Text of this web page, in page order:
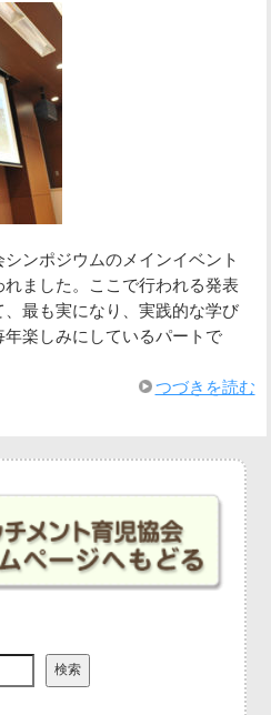
ンポジウムのメインイベント
ました。ここで行われる発表
最も実になり、実践的な学び
楽しみにしているパートで
つづきを読む
検索